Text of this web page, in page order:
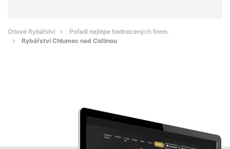
Orlové Rybářství
Pořadí nejlépe hodnocených firem.
Rybářství Chlumec nad Cidlinou